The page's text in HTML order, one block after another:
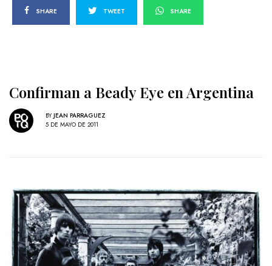
SHARE TWEET SHARE
Confirman a Beady Eye en Argentina
BY JEAN PARRAGUEZ
5 DE MAYO DE 2011